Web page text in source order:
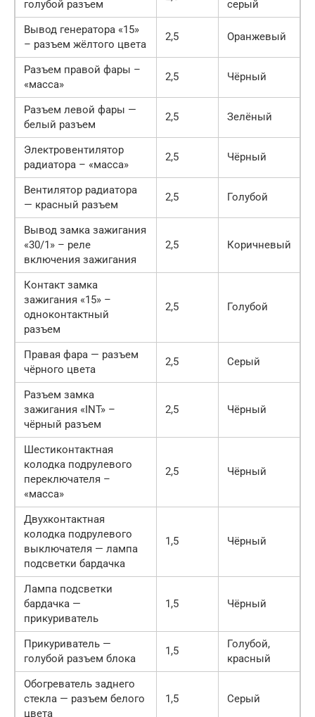
голубой разъем
серый
Вывод генератора «15»
– разъем жёлтого цвета
2,5 Оранжевый
Разъем правой фары –
«масса»
2,5 Чёрный
Разъем левой фары —
белый разъем
2,5 Зелёный
Электровентилятор
радиатора – «масса»
2,5 Чёрный
Вентилятор радиатора
— красный разъем
2,5 Голубой
Вывод замка зажигания
«30/1» – реле
включения зажигания
2,5 Коричневый
Контакт замка
зажигания «15» –
одноконтактный
разъем
2,5 Голубой
Правая фара — разъем
чёрного цвета
2,5 Серый
Разъем замка
зажигания «INT» –
чёрный разъем
2,5 Чёрный
Шестиконтактная
колодка подрулевого
переключателя –
«масса»
2,5 Чёрный
Двухконтактная
колодка подрулевого
выключателя — лампа
подсветки бардачка
1,5 Чёрный
Лампа подсветки
бардачка —
прикуриватель
1,5 Чёрный
Прикуриватель —
голубой разъем блока
1,5
Голубой,
красный
Обогреватель заднего
стекла — разъем белого
цвета
1,5 Серый